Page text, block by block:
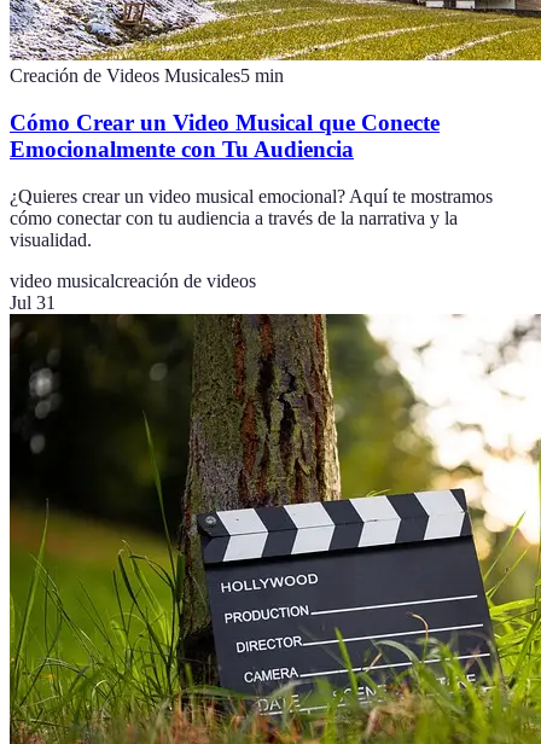
Creación de Videos Musicales5 min
Cómo Crear un Video Musical que Conecte
Emocionalmente con Tu Audiencia
¿Quieres crear un video musical emocional? Aquí te mostramos
cómo conectar con tu audiencia a través de la narrativa y la
visualidad.
video musicalcreación de videos
Jul 31